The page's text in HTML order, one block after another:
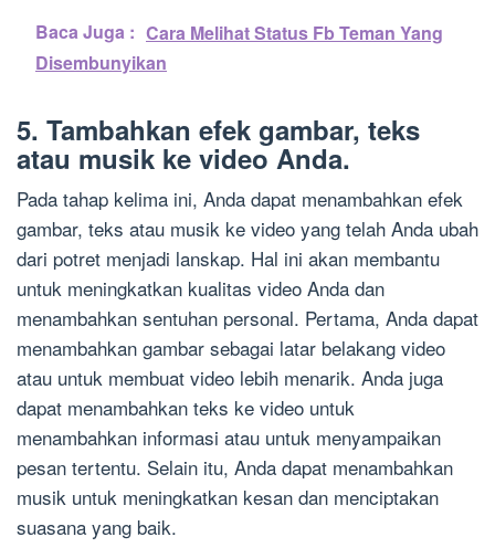
Baca Juga : Cara Melihat Status Fb Teman Yang
Disembunyikan
5. Tambahkan efek gambar, teks
atau musik ke video Anda.
Pada tahap kelima ini, Anda dapat menambahkan efek
gambar, teks atau musik ke video yang telah Anda ubah
dari potret menjadi lanskap. Hal ini akan membantu
untuk meningkatkan kualitas video Anda dan
menambahkan sentuhan personal. Pertama, Anda dapat
menambahkan gambar sebagai latar belakang video
atau untuk membuat video lebih menarik. Anda juga
dapat menambahkan teks ke video untuk
menambahkan informasi atau untuk menyampaikan
pesan tertentu. Selain itu, Anda dapat menambahkan
musik untuk meningkatkan kesan dan menciptakan
suasana yang baik.